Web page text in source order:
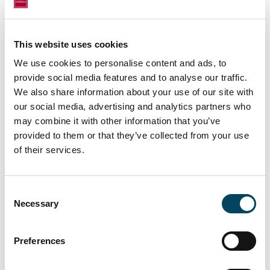
This website uses cookies
We use cookies to personalise content and ads, to
provide social media features and to analyse our traffic.
We also share information about your use of our site with
our social media, advertising and analytics partners who
may combine it with other information that you’ve
provided to them or that they’ve collected from your use
of their services.
Selection
Necessary
Preferences
weiterhin auf einem hohen Niveau.
Homeoffice noch nicht eingepreist ist,
mit Blick auf die weiterlaufenden
Mietverträge. Mit dem Erreichen der
„Break Option“ in den jeweiligen
Verträgen sehen wir gleichwohl
einen erhöhten Abstimmungsbedarf
Flächenbedarfen/Vermietungsvolumina